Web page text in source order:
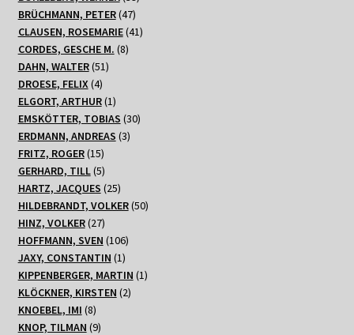
BRÜCHMANN, PETER 4747
Produkte
CLAUSEN, ROSEMARIE 4141
CORDES, GESCHE M. 88
DAHN, WALTER 5151
DROESE, FELIX 44
Produkte
ELGORT, ARTHUR 11
Produkt
EMSKÖTTER, TOBIAS 3030
ERDMANN, ANDREAS 33
FRITZ, ROGER 1515
Produkte
GERHARD, TILL 55
Produkte
HARTZ, JACQUES 2525
Produkte
HILDEBRANDT, VOLKER 5050
HINZ, VOLKER 2727
Produkte
HOFFMANN, SVEN 106106
Produkte
JAXY, CONSTANTIN 11
Produkt
KIPPENBERGER, MARTIN 11
KLÖCKNER, KIRSTEN 22
KNOEBEL, IMI 88
Produkte
KNOP, TILMAN 99